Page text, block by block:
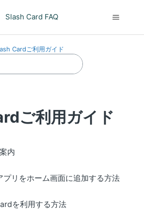
Slash Card FAQ
Cardご利用ガイド
ご利用ガイド
内
リをホーム画面に追加する方法
を利用する方法